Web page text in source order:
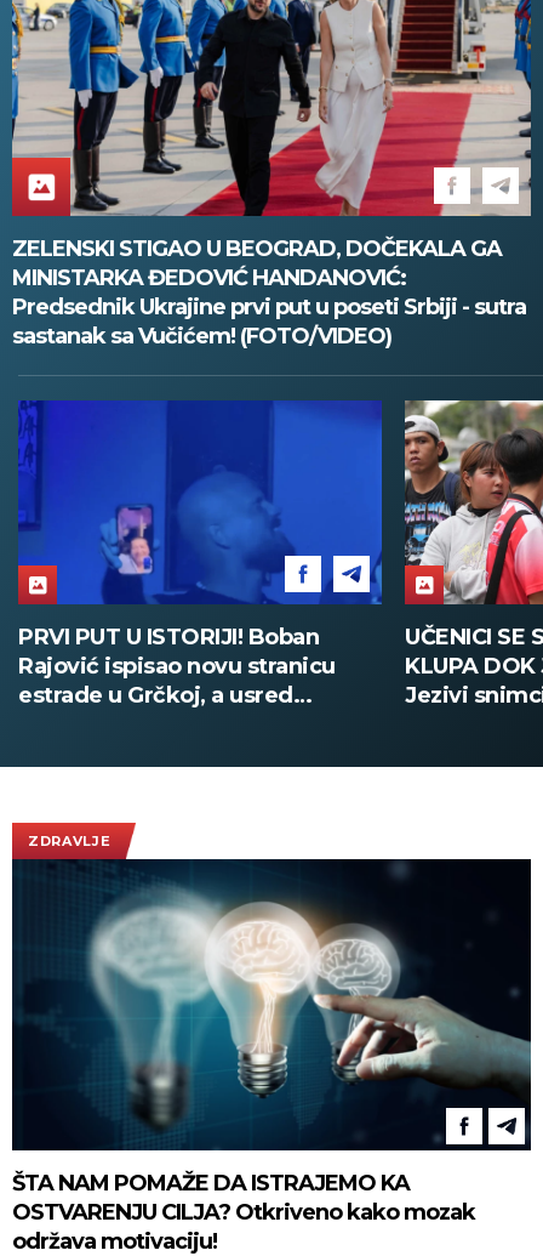
ZELENSKI STIGAO U BEOGRAD, DOČEKALA GA
MINISTARKA ĐEDOVIĆ HANDANOVIĆ:
Predsednik Ukrajine prvi put u poseti Srbiji - sutra
sastanak sa Vučićem! (FOTO/VIDEO)
PRVI PUT U ISTORIJI! Boban
Rajović ispisao novu stranicu
estrade u Grčkoj, a usred
UČENICI SE
KLUPA DOK
Jezivi
ZDRAVLJE
ŠTA NAM POMAŽE DA ISTRAJEMO KA
OSTVARENJU CILJA? Otkriveno kako mozak
održava motivaciju!